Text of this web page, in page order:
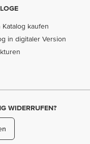
Katalog kaufen
in digitaler Version
WIDERRUFEN?